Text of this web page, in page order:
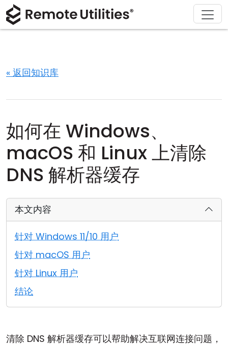
« 返回知识库
如何在 Windows、
macOS 和 Linux 上清除
DNS 解析器缓存
本文内容
针对 Windows 11/10 用户
针对 macOS 用户
针对 Linux 用户
结论
清除 DNS 解析器缓存可以帮助解决互联网连接问题，
产品
连接模式
无人值守访问
MSI 配置
云和本地
解决方案
信息技术
下载
购买
支持
关于